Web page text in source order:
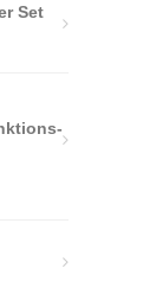
Set